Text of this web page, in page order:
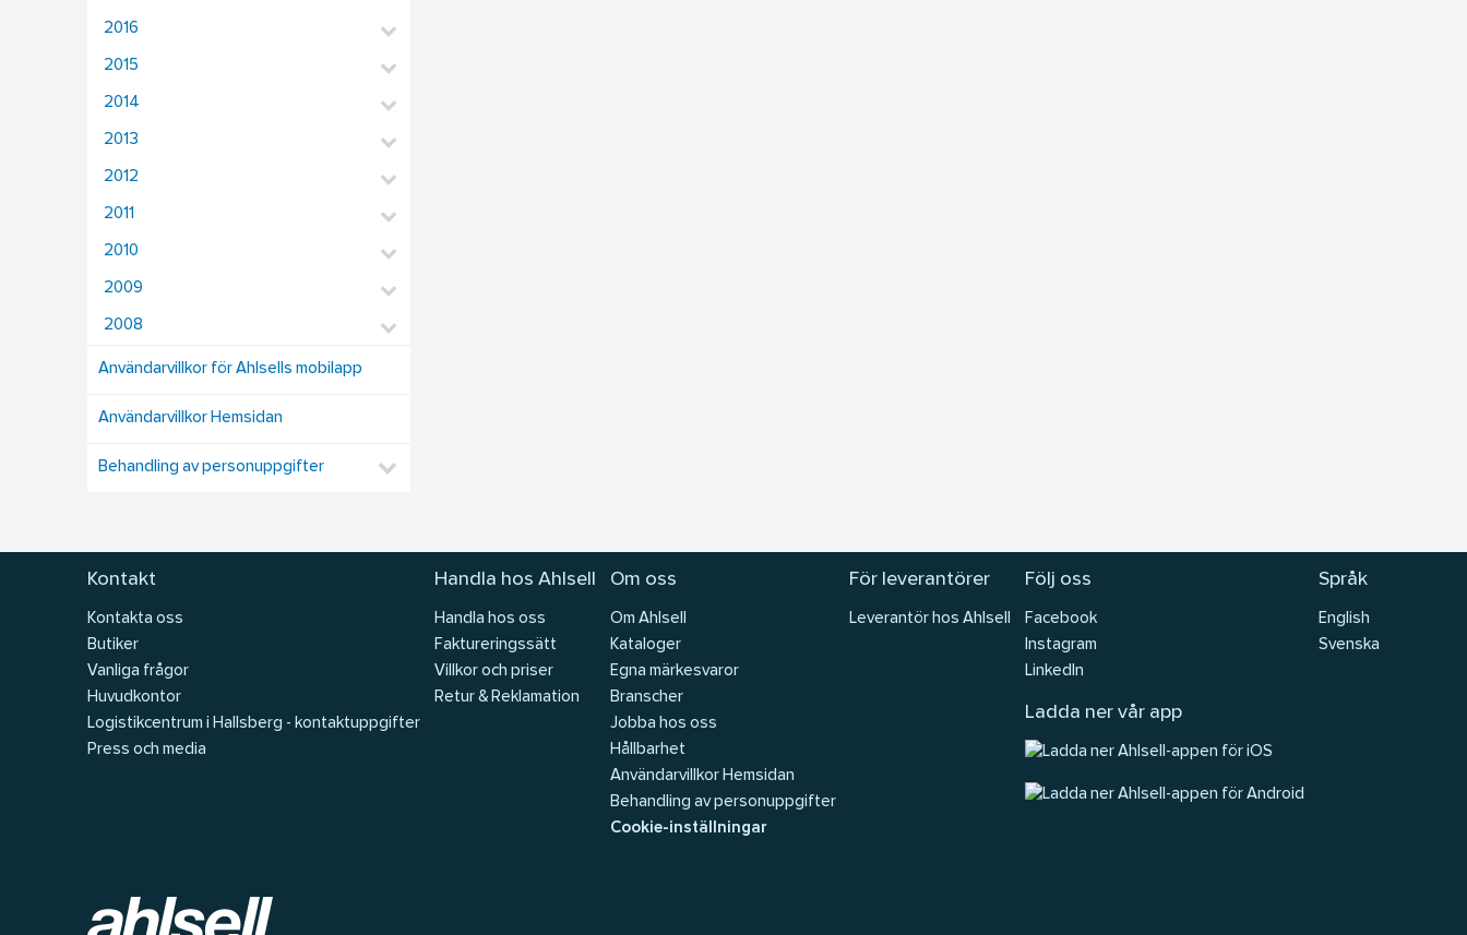
2016
2015
2014
2013
2012
2011
2010
2009
2008
Användarvillkor för Ahlsells mobilapp
Användarvillkor Hemsidan
Behandling av personuppgifter
Kontakt
Kontakta oss
Butiker
Vanliga frågor
Huvudkontor
Logistikcentrum i Hallsberg - kontaktuppgifter
Press och media
Handla hos Ahlsell
Handla hos oss
Faktureringssätt
Villkor och priser
Retur & Reklamation
Om oss
Om Ahlsell
Kataloger
Egna märkesvaror
Branscher
Jobba hos oss
Hållbarhet
Användarvillkor Hemsidan
Behandling av personuppgifter
Cookie-inställningar
För leverantörer
Leverantör hos Ahlsell
Följ oss
Facebook
Instagram
LinkedIn
Ladda ner vår app
Språk
English
Svenska